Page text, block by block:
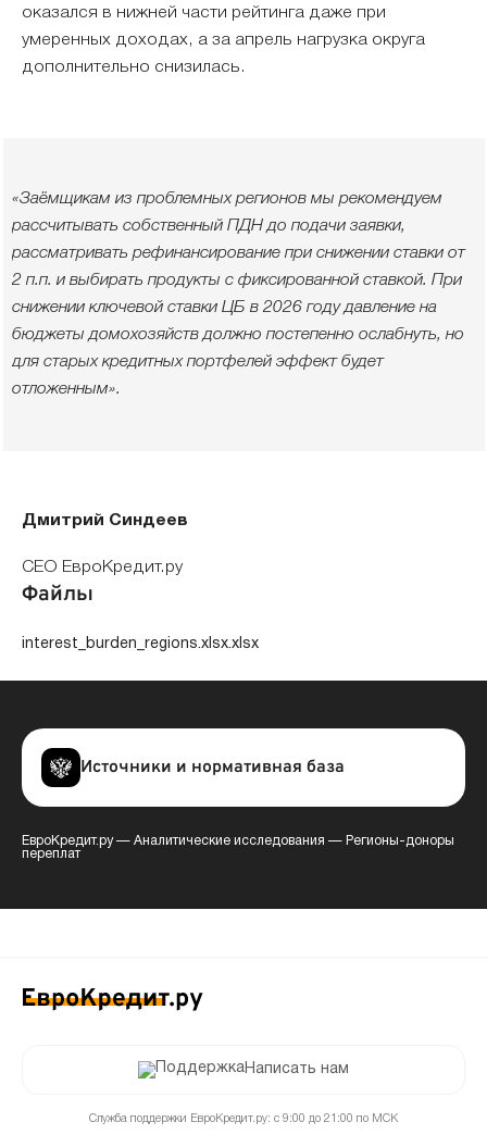
оказался в нижней части рейтинга даже при
умеренных доходах, а за апрель нагрузка округа
дополнительно снизилась.
«Заёмщикам из проблемных регионов мы рекомендуем
рассчитывать собственный ПДН до подачи заявки,
рассматривать рефинансирование при снижении ставки от
2 п.п. и выбирать продукты с фиксированной ставкой. При
снижении ключевой ставки ЦБ в 2026 году давление на
бюджеты домохозяйств должно постепенно ослабнуть, но
для старых кредитных портфелей эффект будет
отложенным».
Дмитрий Синдеев
CEO ЕвроКредит.ру
Файлы
interest_burden_regions.xlsx.xlsx
Источники и нормативная база
ЕвроКредит.ру— Аналитические исследования — Регионы-доноры
переплат
Написать нам
Служба поддержки ЕвроКредит.ру: с 9:00 до 21:00 по МСК